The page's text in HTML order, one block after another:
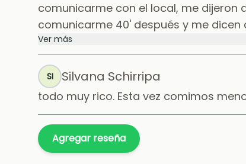
comunicarme con el local, me dijeron
comunicarme 40' después y me dicen
Ver más
SI Silvana Schirripa
todo muy rico. Esta vez comimos
Agregar reseña